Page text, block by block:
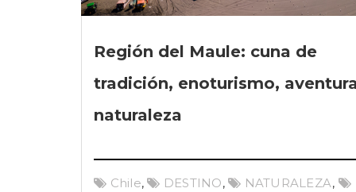
Región del Maule: cuna de
tradición, enoturismo,
naturaleza
Chile, DESTINO, NATURALEZA,